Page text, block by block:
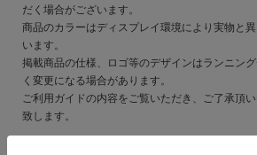
だく場合がございます。
商品のカラーはディスプレイ環境により実物と
います。
掲載商品の仕様、ロゴ等のデザインはランニン
く変更になる場合があります。
ご利用ガイドの内容をご覧いただき、ご了承頂
致します。